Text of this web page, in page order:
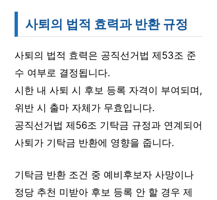
사퇴의 법적 효력과 반환 규정
사퇴의 법적 효력은 공직선거법 제53조 준
수 여부로 결정됩니다.
시한 내 사퇴 시 후보 등록 자격이 부여되며,
위반 시 출마 자체가 무효입니다.
공직선거법 제56조 기탁금 규정과 연계되어
사퇴가 기탁금 반환에 영향을 줍니다.
기탁금 반환 조건 중 예비후보자 사망이나
정당 추천 미받아 후보 등록 안 할 경우 제